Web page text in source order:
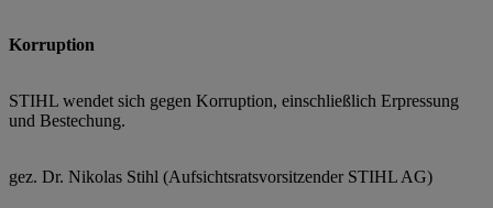
Korruption
STIHL wendet sich gegen Korruption, einschließlich Erpressung
und Bestechung.
gez. Dr. Nikolas Stihl (Aufsichtsratsvorsitzender STIHL AG)